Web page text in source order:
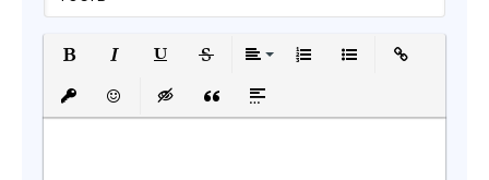
Подчеркнутый
Вставить защищенную ссылку
Вставить смайлик
Вставка скрытого текста
Вставка цитаты
Вставка спойлера